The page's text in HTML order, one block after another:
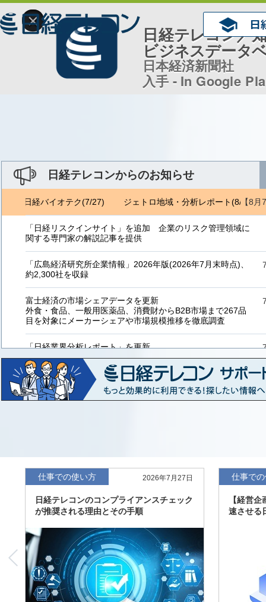
×
日経テレコン／
ビジネスデータ
日本経済新聞社
入手 - In Google
日経テレコンからのお知らせ
【8月
6) 日経バイオテク(7/27) ジェトロ地域・分析レポート(8/6) 日
「日経リスクインサイト」を追加 企業のリスク管理領域に
関する専門家の解説記事を提供
「広島経済研究所企業情報」2026年版(2026年7月末時点)、
約2,300社を収録
富士経済の市場シェアデータを更新
外食・食品、一般用医薬品、消費財からB2B市場まで267品
目を対象にメーカーシェアや市場規模推移を徹底調査
「日経業界分析レポート」を更新
「工業用プラスチック製品」「システムインテグレーター」
など20業界の内容を刷新
「東洋経済海外進出企業情報」の2026年版、約3万6千社を
収録
「日経POS情報マーケットレポート」の最新版、10～3月実
績の市場動向を速報
度の予想を実施
仕事での使い方 2026年7月27日
日経テレコンのコンプライアンスチェック
が推奨される理由とその手順
仕事で
【経営
速させる